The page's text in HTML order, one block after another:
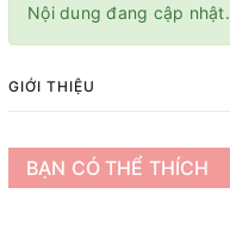
Nội dung đang cập nhật.
GIỚI THIỆU
BẠN CÓ THỂ THÍCH